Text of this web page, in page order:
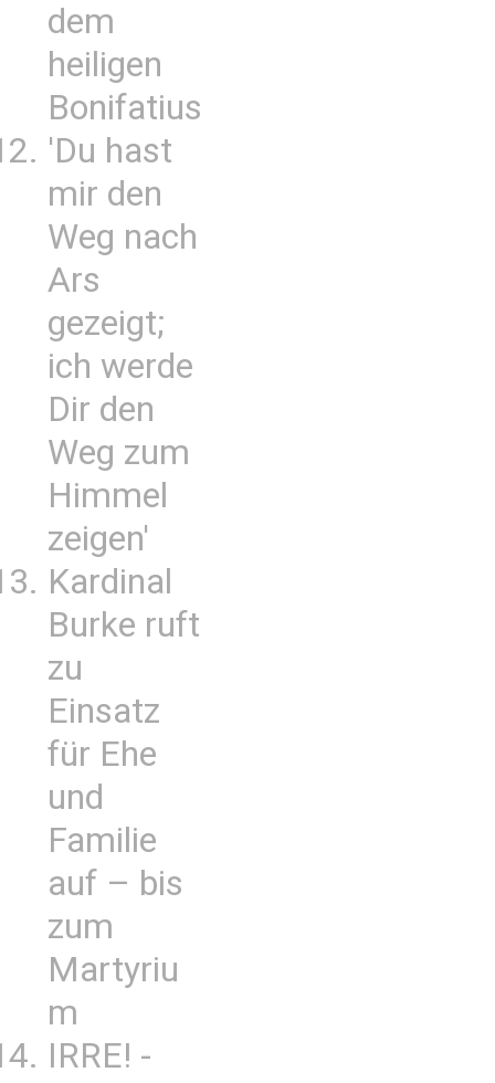
dem
heiligen
Bonifatius
'Du hast
mir den
Weg nach
Ars
gezeigt;
ich werde
Dir den
Weg zum
Himmel
zeigen'
Kardinal
Burke ruft
zu
Einsatz
für Ehe
und
Familie
auf – bis
zum
Martyriu
m
IRRE! -